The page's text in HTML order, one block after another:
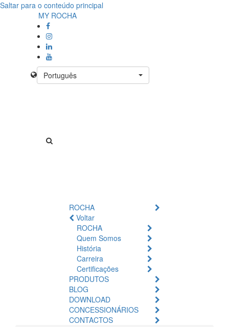
Saltar para o conteúdo principal
MY ROCHA
Português
ROCHA
Voltar
ROCHA
Quem Somos
História
Carreira
Certificações
PRODUTOS
BLOG
DOWNLOAD
CONCESSIONÁRIOS
CONTACTOS